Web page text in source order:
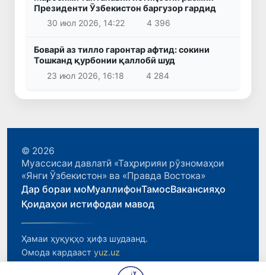
Президенти Ӯзбекистон баргузор гардид
30 июл 2026, 14:22
4 396
Боварӣ аз тилло гаронтар афтид: сокини
Тошканд қурбонии қаллобӣ шуд
23 июл 2026, 16:18
4 284
© 2026
Муассисаи давлатӣ «Таҳририяи рӯзномаҳои
«Янги Ӯзбекистон» ва «Правда Востока»
Дар бораи моМуаллифонТамосВакансияҳо
Қоидаҳои истифодаи мавод
Ҳамаи ҳуқуқҳо ҳифз шудаанд.
Омода кардааст yuz.uz